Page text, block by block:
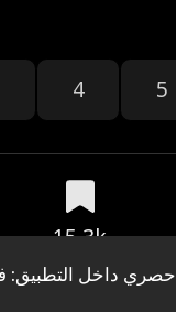
4 5
15.3k
حصري داخل التطبيق: